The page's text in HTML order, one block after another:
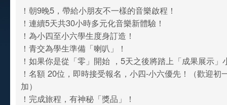
！朝9晚5，帶給小朋友不一樣的音樂啟程！
！連續5天共30小時多元化音樂新體驗！
！為小四至小六學生度身訂造！
！青交為學生準備「喇叭」！
！如果你是從「零」開始 ，5天之後將踏上「成果展示
！名額 20位，即時接受報名，小四-小六優先！（歡迎初
加）
！完成旅程，有神秘「獎品」！